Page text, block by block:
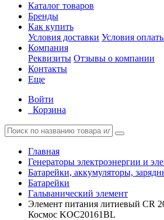
Каталог товаров
Бренды
Как купить
Условия доставки Условия
Компания
Реквизиты Отзывы о компании
Контакты
Еще
Войти
Корзина
Главная
Генераторы электроэнергии и
Батарейки, аккумуляторы,
Батарейки
Гальванический элемент
Элемент питания литиевый CR
Космос KOC20161BL